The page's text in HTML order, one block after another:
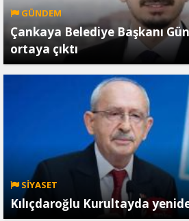
GÜNDEM
Çankaya Belediye Başkanı
ortaya çıktı
SİYASET
Kılıçdaroğlu Kurultayda